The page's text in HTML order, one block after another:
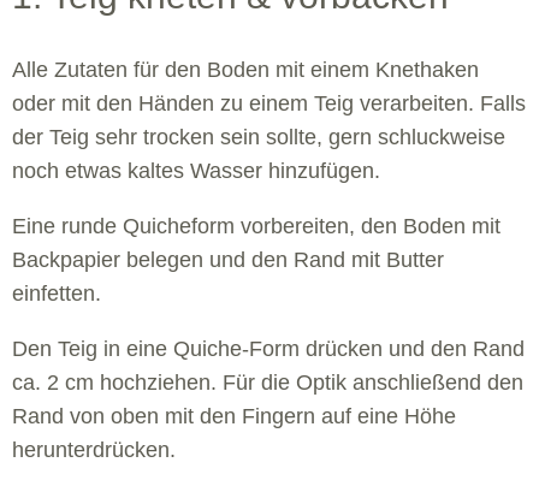
Alle Zutaten für den Boden mit einem Knethaken
oder mit den Händen zu einem Teig verarbeiten. Falls
der Teig sehr trocken sein sollte, gern schluckweise
noch etwas kaltes Wasser hinzufügen.
Eine runde Quicheform vorbereiten, den Boden mit
Backpapier belegen und den Rand mit Butter
einfetten.
Den Teig in eine Quiche-Form drücken und den Rand
ca. 2 cm hochziehen. Für die Optik anschließend den
Rand von oben mit den Fingern auf eine Höhe
herunterdrücken.